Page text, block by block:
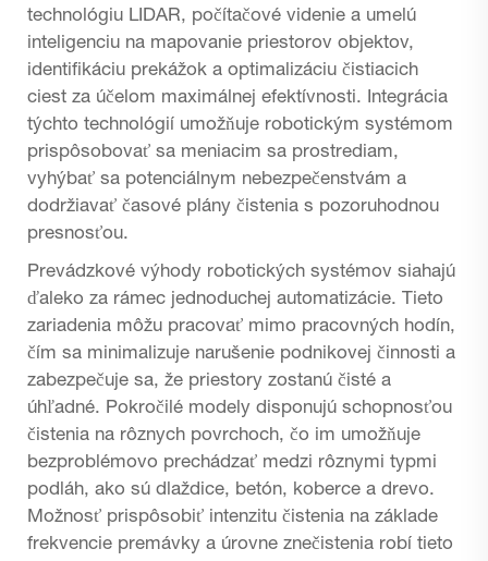
technológiu LIDAR, počítačové videnie a umelú
inteligenciu na mapovanie priestorov objektov,
identifikáciu prekážok a optimalizáciu čistiacich
ciest za účelom maximálnej efektívnosti. Integrácia
týchto technológií umožňuje robotickým systémom
prispôsobovať sa meniacim sa prostrediam,
vyhýbať sa potenciálnym nebezpečenstvám a
dodržiavať časové plány čistenia s pozoruhodnou
presnosťou.
Prevádzkové výhody robotických systémov siahajú
ďaleko za rámec jednoduchej automatizácie. Tieto
zariadenia môžu pracovať mimo pracovných hodín,
čím sa minimalizuje narušenie podnikovej činnosti a
zabezpečuje sa, že priestory zostanú čisté a
úhľadné. Pokročilé modely disponujú schopnosťou
čistenia na rôznych povrchoch, čo im umožňuje
bezproblémovo prechádzať medzi rôznymi typmi
podláh, ako sú dlaždice, betón, koberce a drevo.
Možnosť prispôsobiť intenzitu čistenia na základe
frekvencie premávky a úrovne znečistenia robí tieto